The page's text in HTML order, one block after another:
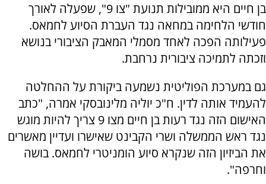
בן חיים היא ממובילות תנועת "צו 9", שפעלה לאורך
חודשי הלחימה במחאה נגד העברת הסיוע לחמאס.
פעילותה הפכה לאחד מסמלי המאבק הציבורי בנושא
וזכתה לתמיכה ציבורית נרחבת.
גם במערכת הפוליטית נשמעה ביקורת על ההחלטה
להעמיד אותה לדין. ח"כ יוליה מלינובסקי אמרה, "כתב
האישום הזה נגד רעות בן חיים מצו 9 צריך להיות מוגש
נגד ראש הממשלה ושרי הקבינט שאישרו ועדיין מאשרים
את הביזיון הזה שנקרא סיוע הומניטרי לחמאס. בושה
וחרפה".